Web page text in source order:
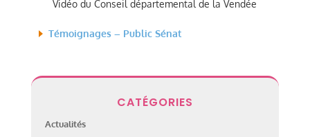
Vidéo du Conseil départemental de la Vendée
Témoignages – Public Sénat
CATÉGORIES
Actualités